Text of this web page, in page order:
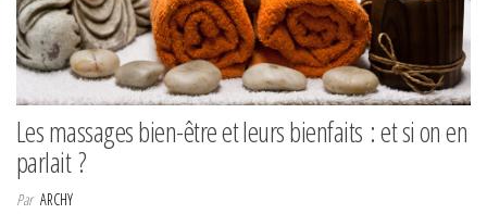
Les massages bien-être et leurs bienfaits : et si on en
parlait ?
Par ARCHY